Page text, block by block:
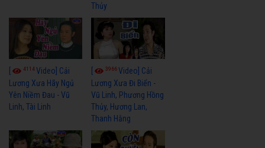
Thủy
4114Video] Cải
Lương Xưa Hãy Ngủ
Yên Niềm Đau - Vũ
Linh, Tài Linh
3966Video] Cải
Lương Xưa Đi Biển -
Vũ Linh, Phương Hồng
Thủy, Hương Lan,
Thanh Hằng